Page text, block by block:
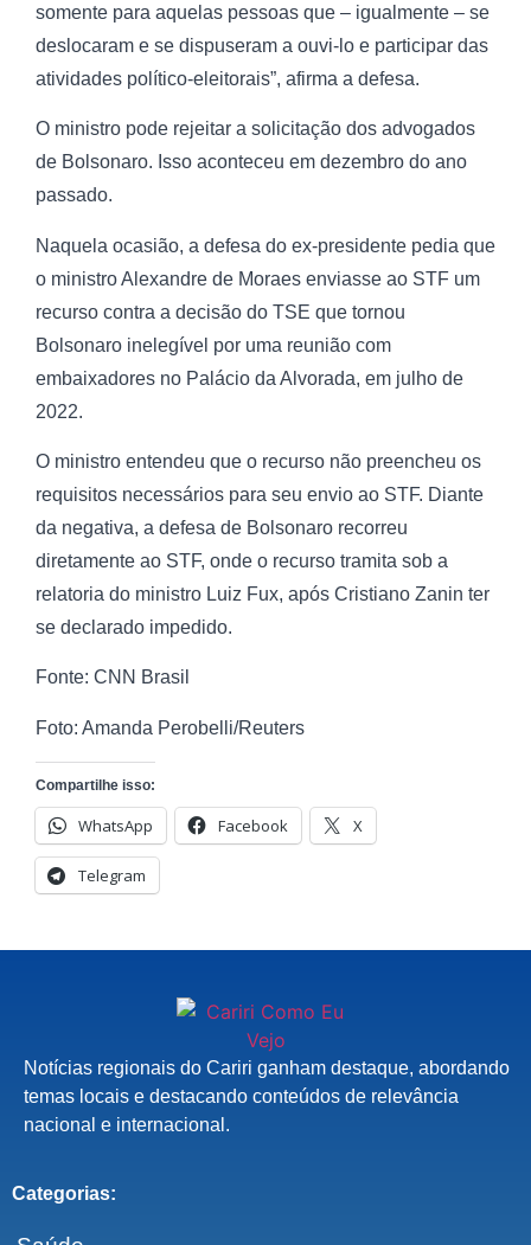
somente para aquelas pessoas que – igualmente – se
deslocaram e se dispuseram a ouvi-lo e participar das
atividades político-eleitorais”, afirma a defesa.
O ministro pode rejeitar a solicitação dos advogados
de Bolsonaro. Isso aconteceu em dezembro do ano
passado.
Naquela ocasião, a defesa do ex-presidente pedia que
o ministro Alexandre de Moraes enviasse ao STF um
recurso contra a decisão do TSE que tornou
Bolsonaro inelegível por uma reunião com
embaixadores no Palácio da Alvorada, em julho de
2022.
O ministro entendeu que o recurso não preencheu os
requisitos necessários para seu envio ao STF. Diante
da negativa, a defesa de Bolsonaro recorreu
diretamente ao STF, onde o recurso tramita sob a
relatoria do ministro Luiz Fux, após Cristiano Zanin ter
se declarado impedido.
Fonte: CNN Brasil
Foto: Amanda Perobelli/Reuters
Compartilhe isso:
WhatsApp Facebook X
Telegram
Notícias regionais do Cariri ganham destaque, abordando
temas locais e destacando conteúdos de relevância
nacional e internacional.
Categorias: